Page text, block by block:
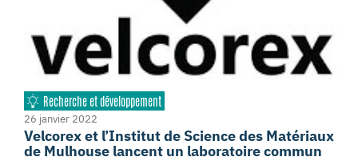
Recherche et développement
26 janvier 2022
Velcorex et l’Institut de Science des Matériaux
de Mulhouse lancent un laboratoire commun